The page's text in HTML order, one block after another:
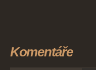
Komentáře